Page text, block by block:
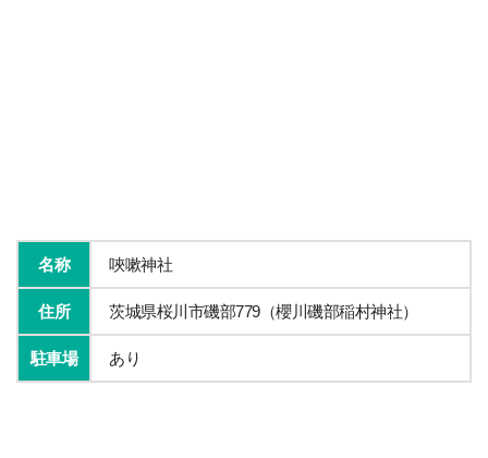
名称 唊嗽神社
住所 茨城県桜川市磯部779（櫻川磯部稲村神社）
駐車場 あり